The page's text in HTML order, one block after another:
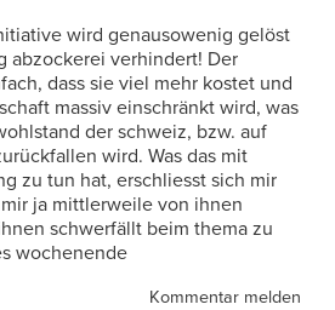
wird genausowenig gelöst
abzockerei verhindert! Der
dass sie viel mehr kostet und
massiv einschränkt wird, was
der schweiz, bzw. auf
wird. Was das mit
zu tun hat, erschliesst sich mir
ja mittlerweile von ihnen
schwerfällt beim thema zu
wochenende
Kommentar melden